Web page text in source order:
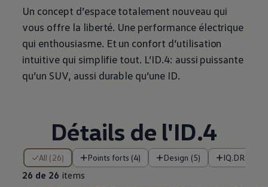
Un concept d’espace totalement nouveau qui
vous offre la liberté. Une performance électrique
qui enthousiasme. Et un confort d’utilisation
intuitive qui simplifie tout. L’ID.4: aussi puissante
qu’un SUV, aussi durable qu’une ID.
Détails de l'ID.4
All (26) Points forts (4) Design (5) IQ.DRIVE
26 de 26 items
26 de 26 items